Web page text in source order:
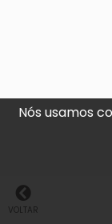
Nós usamos
VOLTAR